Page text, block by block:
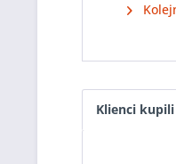
Klienci